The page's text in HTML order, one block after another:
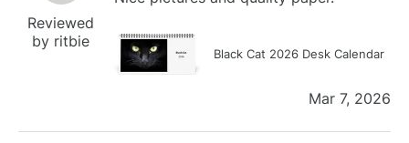
Reviewed
by ritbie
Black Cat 2026 Desk Calendar
Mar 7, 2026